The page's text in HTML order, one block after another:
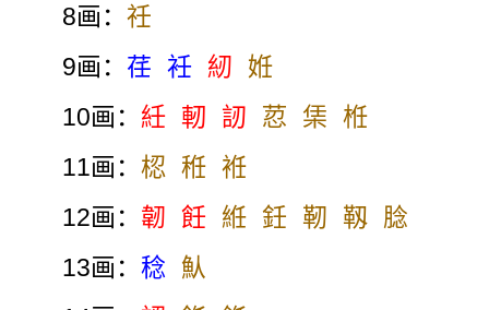
8画：祍
9画： 荏 衽 紉
姙
10画： 紝 軔 訒 荵 栠 栣
11画：梕 秹 袵
12画： 韌 飪 絍 鈓 靭 靱 腍
13画：稔
魜